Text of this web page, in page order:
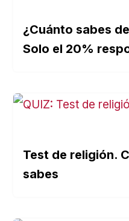
¿Cuánto sabes
Solo el 20%
Test de religión.
sabes